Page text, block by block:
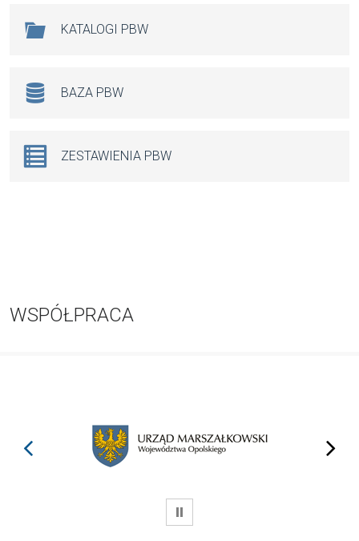
KATALOGI PBW
BAZA PBW
ZESTAWIENIA PBW
WSPÓŁPRACA
prev next
WSTRZYMAJ